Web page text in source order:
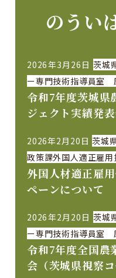
のうい
2026年3月26日 茨城
ー専門技術指導員
令和7年度茨城県
ジェクト実績発
2026年2月20日 茨城
政策課外国人適正雇用
外国人材適正雇
ペーンについて
2026年2月20日 茨城
ー専門技術指導員
令和7年度全国農
会（茨城県視察